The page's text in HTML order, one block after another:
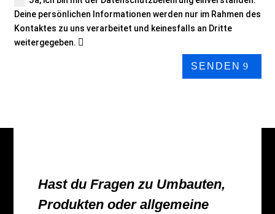
Deine persönlichen Informationen werden nur im Rahmen des
Kontaktes zu uns verarbeitet und keinesfalls an Dritte
weitergegeben.
SENDEN
Hast du Fragen zu Umbauten,
Produkten oder allgemeine